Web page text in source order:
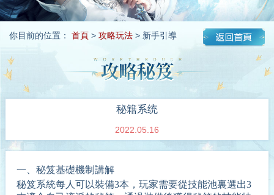
你目前的位置： 首頁> 攻略玩法> 新手引導
秘籍系统
2022.05.16
一、 秘笈基礎機制講解
秘笈系統每人可以裝備3本， 玩家需要從技能池裏選出3